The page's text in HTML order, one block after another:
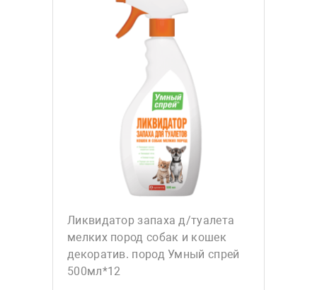
Ликвидатор запаха д/туалета
мелких пород собак и кошек
декоратив. пород Умный спрей
500мл*12